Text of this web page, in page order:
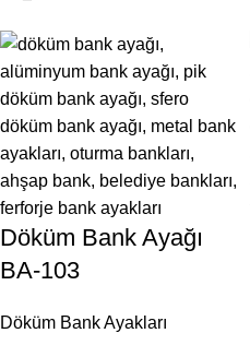
Döküm Bank Ayağı
BA-103
Döküm Bank Ayakları